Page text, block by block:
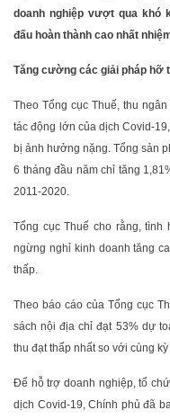
doanh nghiệp vượt qua khó
đấu hoàn thành cao nhất
Tăng cường các giải pháp hỡ
Theo Tổng cục Thuế, thu
tác động lớn của dịch Covid-
bị ảnh hưởng nặng. Tổng sản
6 tháng đầu năm chỉ tăng
2011-2020.
Tổng cục Thuế cho rằng,
ngừng nghỉ kinh doanh tăng
thấp.
Theo báo cáo của Tổng cục
sách nội địa chỉ đạt 53% dự
thu đạt thấp nhất so với cùng
Để hỗ trợ doanh nghiệp, tổ
dịch Covid-19, Chính phủ đã